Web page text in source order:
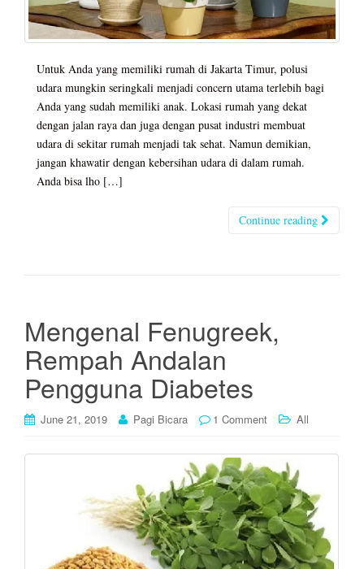
Untuk Anda yang memiliki rumah di Jakarta Timur, polusi
udara mungkin seringkali menjadi concern utama terlebih bagi
Anda yang sudah memiliki anak. Lokasi rumah yang dekat
dengan jalan raya dan juga dengan pusat industri membuat
udara di sekitar rumah menjadi tak sehat. Namun demikian,
jangan khawatir dengan kebersihan udara di dalam rumah.
Anda bisa lho […]
Continue reading
Mengenal Fenugreek,
Rempah Andalan
Pengguna Diabetes
June 21, 2019 Pagi Bicara 1 Comment All